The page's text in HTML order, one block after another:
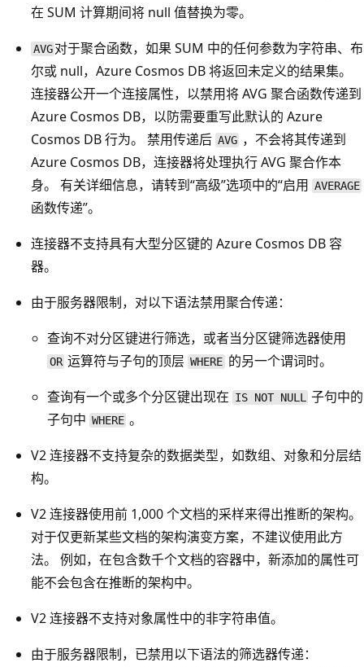
在 SUM 计算期间将 null 值替换为零。
AVG 对于聚合函数，如果 SUM 中的任何参数为字符串、布
尔或 null，Azure Cosmos DB 将返回未定义的结果集。
连接器公开一个连接属性，以禁用将 AVG 聚合函数传递到
Azure Cosmos DB，以防需要重写此默认的 Azure
Cosmos DB 行为。 禁用传递后 AVG ，不会将其传递到
Azure Cosmos DB，连接器将处理执行 AVG 聚合作本
身。 有关详细信息，请转到“高级”选项中的“启用 AVERAGE
函数传递”。
连接器不支持具有大型分区键的 Azure Cosmos DB 容
器。
由于服务器限制，对以下语法禁用聚合传递：
查询不对分区键进行筛选，或者当分区键筛选器使用
OR 运算符与子句的顶层WHERE的另一个谓词时。
查询有一个或多个分区键出现在 IS NOT NULL
子句中的
子句中 WHERE 。
V2 连接器不支持复杂的数据类型，如数组、对象和分层结
构。
V2 连接器使用前 1,000 个文档的采样来得出推断的架构。
对于仅更新某些文档的架构演变方案，不建议使用此方
法。 例如，在包含数千个文档的容器中，新添加的属性可
能不会包含在推断的架构中。
V2 连接器不支持对象属性中的非字符串值。
由于服务器限制，已禁用以下语法的筛选器传递：